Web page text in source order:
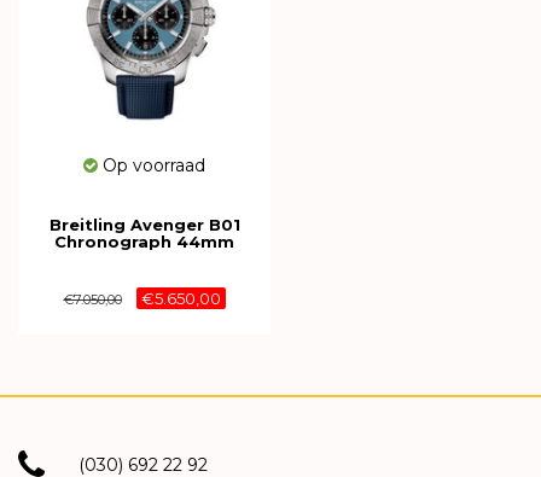
Op voorraad
Breitling Avenger B01
Chronograph 44mm
€7.050,00 €5.650,00
(030) 692 22 92